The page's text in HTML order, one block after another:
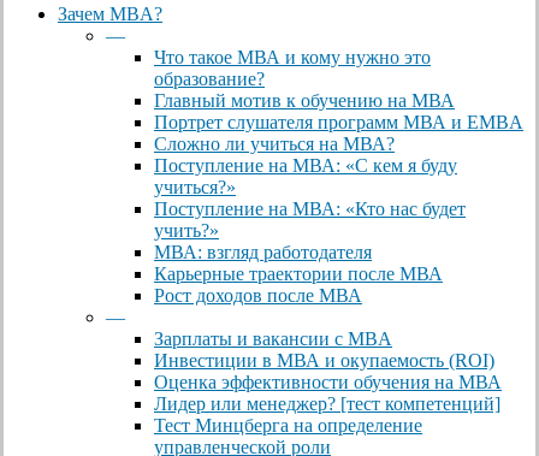
Close
Зачем MBA?
—
Что такое МВА и кому нужно это
образование?
Главный мотив к обучению на МВА
Портрет слушателя программ МВА и EMBA
Сложно ли учиться на МВА?
Поступление на МВА: «С кем я буду
учиться?»
Поступление на МВА: «Кто нас будет
учить?»
МВА: взгляд работодателя
Карьерные траектории после МВА
Рост доходов после МВА
—
Зарплаты и вакансии с MBA
Инвестиции в МВА и окупаемость (ROI)
Оценка эффективности обучения на МВА
Лидер или менеджер? [тест компетенций]
Тест Минцберга на определение
управленческой роли